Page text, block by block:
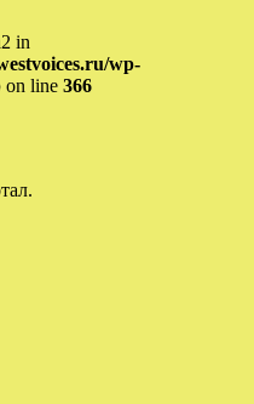
in
wp-
on line 366